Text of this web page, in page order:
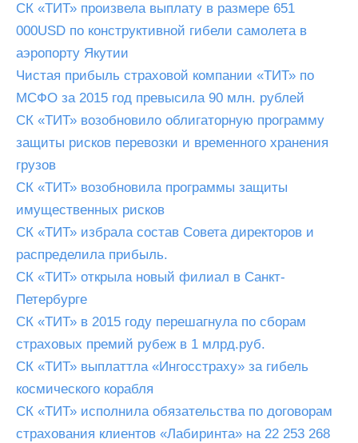
СК «ТИТ» произвела выплату в размере 651
000USD по конструктивной гибели самолета в
аэропорту Якутии
Чистая прибыль страховой компании «ТИТ» по
МСФО за 2015 год превысила 90 млн. рублей
СК «ТИТ» возобновило облигаторную программу
защиты рисков перевозки и временного хранения
грузов
СК «ТИТ» возобновила программы защиты
имущественных рисков
СК «ТИТ» избрала состав Совета директоров и
распределила прибыль.
СК «ТИТ» открыла новый филиал в Санкт-
Петербурге
СК «ТИТ» в 2015 году перешагнула по сборам
страховых премий рубеж в 1 млрд.руб.
СК «ТИТ» выплаттла «Ингосстраху» за гибель
космического корабля
СК «ТИТ» исполнила обязательства по договорам
страхования клиентов «Лабиринта» на 22 253 268